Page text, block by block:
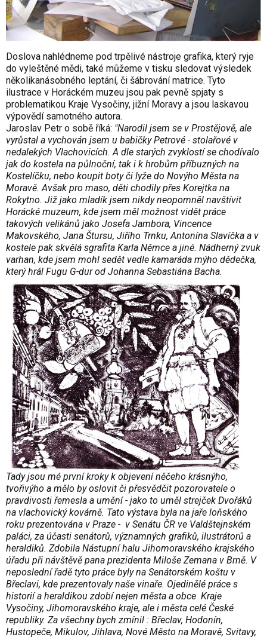
Doslova nahlédneme pod trpělivé nástroje grafika, který ryje
do vyleštěné mědi, také můžeme v tisku sledovat výsledek
několikanásobného leptání, či šábrování matrice. Tyto
ilustrace v Horáckém muzeu jsou pak pevně spjaty s
problematikou Kraje Vysočiny, jižní Moravy a jsou laskavou
výpovědí samotného autora.
Jaroslav Petr o sobě říká: "Narodil jsem se v Prostějově, ale
vyrůstal a vychován jsem u babičky Petrové - stolařové v
nedalekých Vlachovicích. A dle starých zvyklostí se chodívalo
jak do kostela na půlnoční, tak i k hrobům příbuzných na
Kostelíčku, nebo koupit boty či lyže do Novýho Města na
Moravě. Avšak pro maso, děti chodily přes Korejtka na
Rokytno. Již jako mladík jsem nikdy neopomněl navštívit
Horácké muzeum, kde jsem měl možnost vidět práce
takových velikánů jako Josefa Jambora, Vincence
Makovského, Jana Štursu, Jiřího Trnku, Antonína Slavíčka a v
kostele pak skvělá sgrafita Karla Němce a jiné. Nádherný zvuk
varhan, kde jsem mohl sedět vedle kamaráda mýho dědečka,
který hrál Fugu G-dur od Johanna Sebastiána Bacha.
Tady jsou mé první kroky k objevení něčeho krásnýho,
tvořivýho a mělo by oslovit či přesvědčit pozorovatele o
pravdivosti řemesla a umění - jako to uměl strejček Dvořáků
na vlachovický kovárně. Tato výstava byla na jaře loňského
roku prezentována v Praze - v Senátu ČR ve Valdštejnském
paláci, za účasti senátorů, významných grafiků, ilustrátorů a
heraldiků. Zdobila Nástupní halu Jihomoravského krajského
úřadu při návštěvě pana prezidenta Miloše Zemana v Brně. V
neposlední řadě tyto práce byly na Senátorském koštu v
Břeclavi, kde prezentovaly naše vinaře. Ojedinělé práce s
historií a heraldikou zdobí nejen města a obce Kraje
Vysočiny, Jihomoravského kraje, ale i města celé České
republiky. Za všechny bych zmínil : Břeclav, Hodonín,
Hustopeče, Mikulov, Jihlava, Nové Město na Moravě, Svitavy,